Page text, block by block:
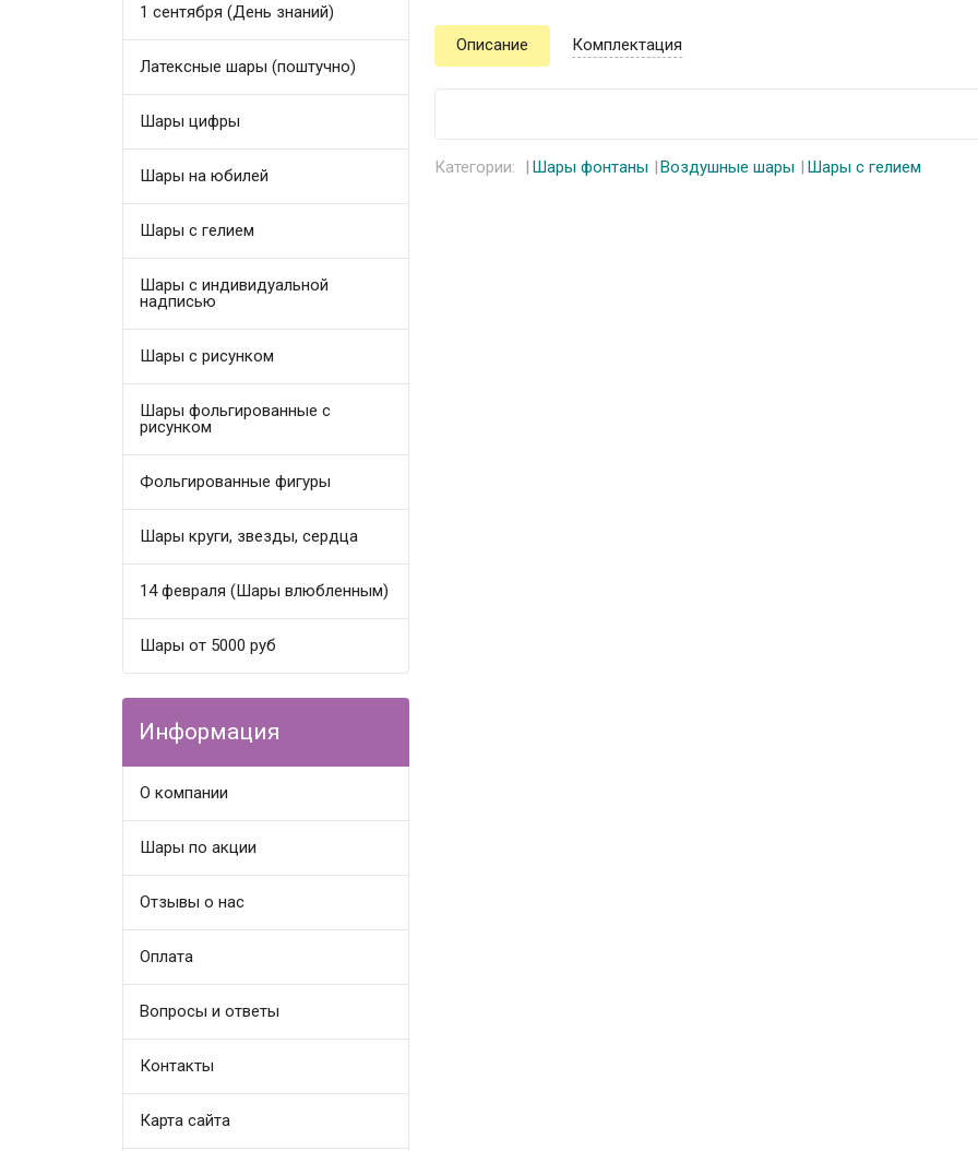
1 сентября (День знаний)
Латексные шары (поштучно)
Шары цифры
Шары на юбилей
Шары с гелием
Шары с индивидуальной
надписью
Шары с рисунком
Шары фольгированные с
рисунком
Фольгированные фигуры
Шары круги, звезды, сердца
14 февраля (Шары влюбленным)
Шары от 5000 руб
Информация
О компании
Шары по акции
Отзывы о нас
Оплата
Вопросы и ответы
Контакты
Карта сайта
Описание Комплектация
Категории: Шары фонтаны Воздушные шары Шары с гелием